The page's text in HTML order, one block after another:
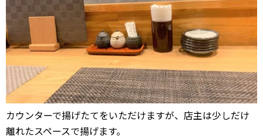
カウンターで揚げたてをいただけますが、店主は少しだけ
離れたスペースで揚げます。